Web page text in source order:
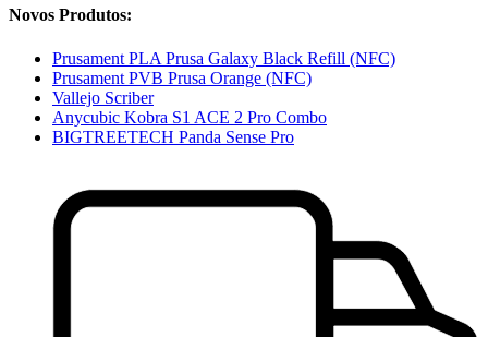
Novos Produtos:
Prusament PLA Prusa Galaxy Black Refill (NFC)
Prusament PVB Prusa Orange (NFC)
Vallejo Scriber
Anycubic Kobra S1 ACE 2 Pro Combo
BIGTREETECH Panda Sense Pro